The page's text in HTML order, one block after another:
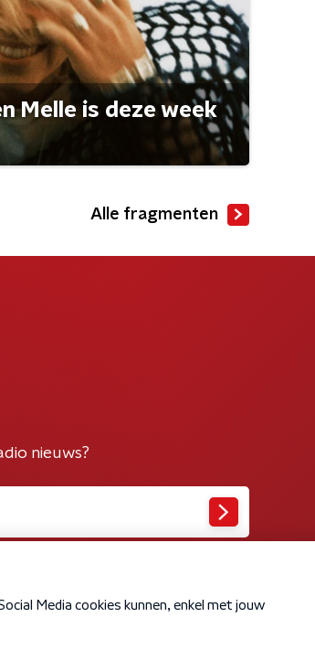
Melle is deze week
Alle fragmenten
nieuws?